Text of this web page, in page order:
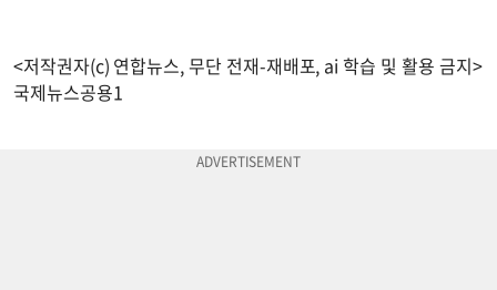
<저작권자(c) 연합뉴스, 무단 전재-재배포, ai 학습 및 활용 금지>
국제뉴스공용1